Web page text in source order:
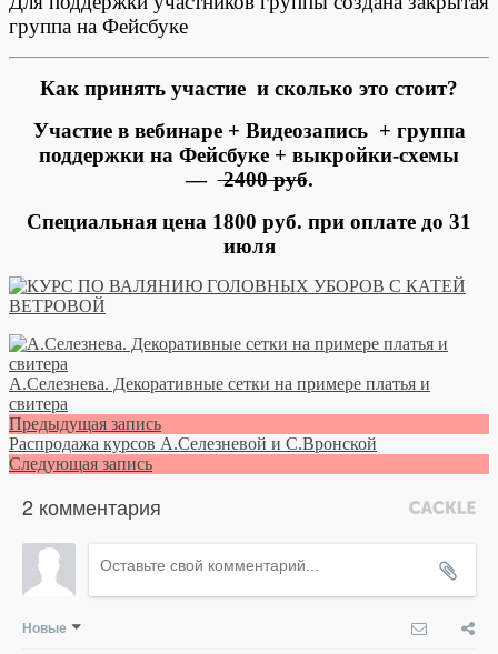
группа на Фейсбуке
Как принять участие и сколько это стоит?
Участие в вебинаре + Видеозапись + группа
поддержки на Фейсбуке + выкройки-схемы
— 2400 руб.
Специальная цена 1800 руб. при оплате до 31
июля
А.Селезнева. Декоративные сетки на примере платья и
свитера
Предыдущая запись
Распродажа курсов А.Селезневой и С.Вронской
Следующая запись
2 комментария
Новые